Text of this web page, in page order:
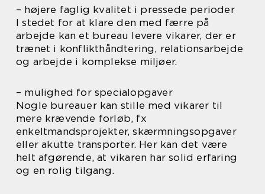
– højere faglig kvalitet i pressede perioder
I stedet for at klare den med færre på
arbejde kan et bureau levere vikarer, der er
trænet i konflikthåndtering, relationsarbejde
og arbejde i komplekse miljøer.
– mulighed for specialopgaver
Nogle bureauer kan stille med vikarer til
mere krævende forløb, fx
enkeltmandsprojekter, skærmningsopgaver
eller akutte transporter. Her kan det være
helt afgørende, at vikaren har solid erfaring
og en rolig tilgang.